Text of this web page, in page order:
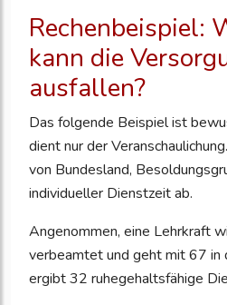
Rechenbeispiel:
kann die
ausfallen?
Das folgende Beispiel ist
dient nur der
von Bundesland,
individueller Dienstzeit ab.
Angenommen, eine Lehrkraft
verbeamtet und geht mit 67 in
ergibt 32 ruhegehaltsfähige